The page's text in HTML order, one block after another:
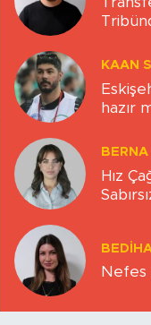
KAAN
hazır
Hız
Nefes